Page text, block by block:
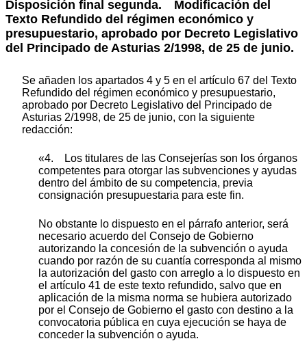
Disposición final segunda. Modificación del
Texto Refundido del régimen económico y
presupuestario, aprobado por Decreto Legislativo
del Principado de Asturias 2/1998, de 25 de junio.
Se añaden los apartados 4 y 5 en el artículo 67 del Texto
Refundido del régimen económico y presupuestario,
aprobado por Decreto Legislativo del Principado de
Asturias 2/1998, de 25 de junio, con la siguiente
redacción:
«4. Los titulares de las Consejerías son los órganos
competentes para otorgar las subvenciones y ayudas
dentro del ámbito de su competencia, previa
consignación presupuestaria para este fin.
No obstante lo dispuesto en el párrafo anterior, será
necesario acuerdo del Consejo de Gobierno
autorizando la concesión de la subvención o ayuda
cuando por razón de su cuantía corresponda al mismo
la autorización del gasto con arreglo a lo dispuesto en
el artículo 41 de este texto refundido, salvo que en
aplicación de la misma norma se hubiera autorizado
por el Consejo de Gobierno el gasto con destino a la
convocatoria pública en cuya ejecución se haya de
conceder la subvención o ayuda.